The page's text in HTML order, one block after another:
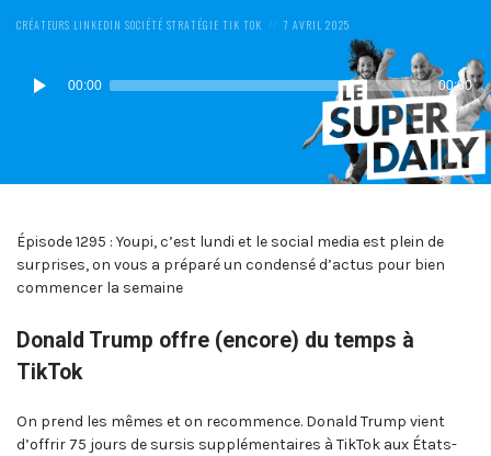
POSTED
CRÉATEURS LINKEDIN SOCIÉTÉ STRATÉGIE TIK TOK
POSTED
7 AVRIL 2025
Lecteur
audio
00:00 00:00
Épisode 1295 : Youpi, c’est lundi et le social media est plein de
surprises, on vous a préparé un condensé d’actus pour bien
commencer la semaine
Donald Trump offre (encore) du temps à
TikTok
On prend les mêmes et on recommence. Donald Trump vient
d’offrir 75 jours de sursis supplémentaires à TikTok aux États-